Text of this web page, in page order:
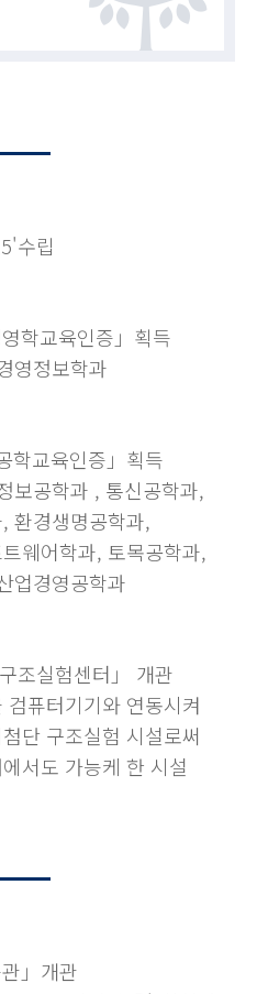
수립
학교육인증」획득
영정보학과
학교육인증」획득
보공학과 , 통신공학과,
환경생명공학과,
웨어학과, 토목공학과,
업경영공학과
조실험센터」 개관
퓨터기기와 연동시켜
단 구조실험 시설로써
서도 가능케 한 시설
」개관